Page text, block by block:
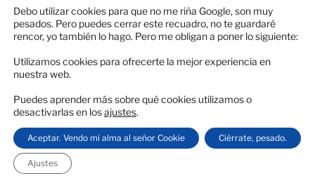
¡SÍGUEME!
Instagram
X
Política de privacidad Funciona gracias a WordPress
Debo utilizar cookies para que no me riña Google, son muy
pesados. Pero puedes cerrar este recuadro, no te guardaré
rencor, yo también lo hago. Pero me obligan a poner lo siguiente:
Utilizamos cookies para ofrecerte la mejor experiencia en
nuestra web.
Puedes aprender más sobre qué cookies utilizamos o
desactivarlas en losajustes.
Aceptar. Vendo mi alma al señor Cookie Ciérrate, pesado.
Ajustes